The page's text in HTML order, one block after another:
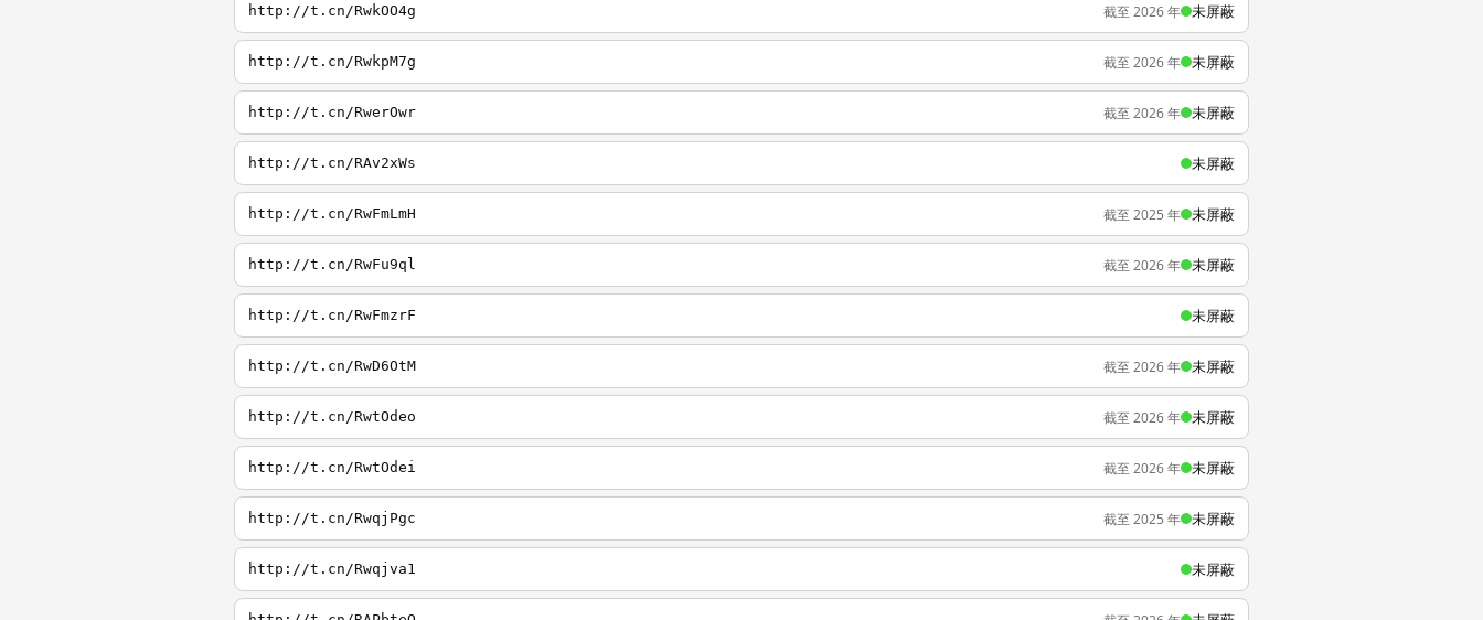
http://t.cn/RwkOO4g 截至 2026 年 未屏蔽
http://t.cn/RwkpM7g 截至 2026 年 未屏蔽
http://t.cn/RwerOwr 截至 2026 年 未屏蔽
http://t.cn/RAv2xWs 未屏蔽
http://t.cn/RwFmLmH 截至 2025 年 未屏蔽
http://t.cn/RwFu9ql 截至 2026 年 未屏蔽
http://t.cn/RwFmzrF 未屏蔽
http://t.cn/RwD6OtM 截至 2026 年 未屏蔽
http://t.cn/RwtOdeo 截至 2026 年 未屏蔽
http://t.cn/RwtOdei 截至 2026 年 未屏蔽
http://t.cn/RwqjPgc 截至 2025 年 未屏蔽
http://t.cn/Rwqjva1 未屏蔽